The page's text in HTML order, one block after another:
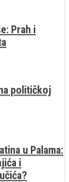
Prah i
političkoj
u Palama:
i